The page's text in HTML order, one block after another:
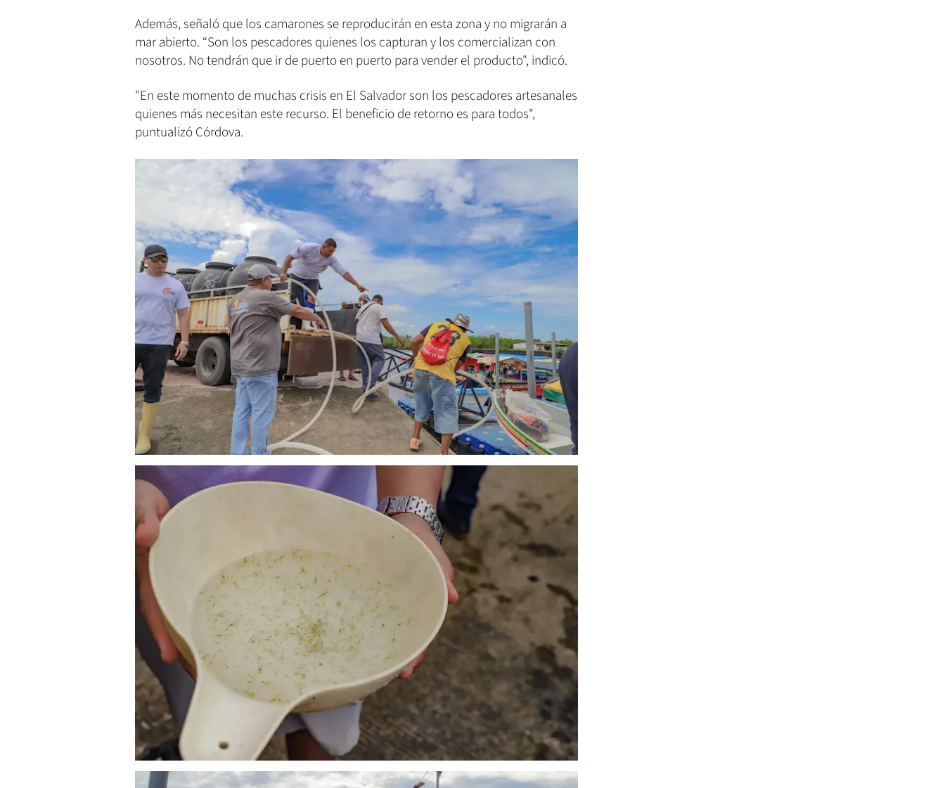
Además, señaló que los camarones se reproducirán en esta zona y no migrarán a
mar abierto. “Son los pescadores quienes los capturan y los comercializan con
nosotros. No tendrán que ir de puerto en puerto para vender el producto", indicó.
"En este momento de muchas crisis en El Salvador son los pescadores artesanales
quienes más necesitan este recurso. El beneficio de retorno es para todos",
puntualizó Córdova.